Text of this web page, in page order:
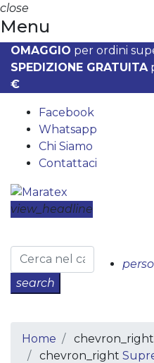
close
Menu
OMAGGIO per ordini
SPEDIZIONE GRATUITA
€
Facebook
Whatsapp
Chi Siamo
Contattaci
view_headline
search
Home
chevron_right
chevron_right